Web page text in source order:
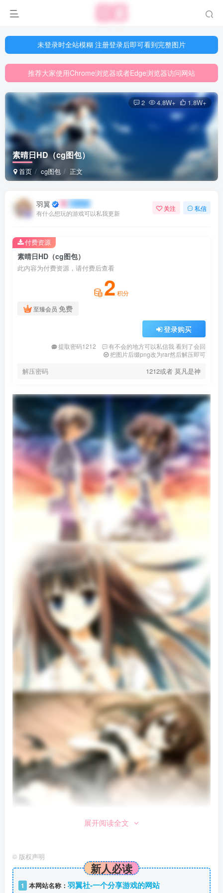
未登录时全站模糊 注册登录后即可看到完整图片
推荐大家使用Chrome浏览器或者Edge浏览器访问网站
网站游戏资源已更新至5000多部
推荐大家使用Chrome浏览器或者Edge浏览器访问网站
素晴日HD（cg图包）
首页 cg图包 正文
2 4.8W+ 1.8W+
羽翼
有什么想玩的游戏可以私我更新
关注 私信
素晴日HD（cg图包）
此内容为付费资源，请付费后查看
2 积分
至臻会员 免费
登录购买
提取密码1212
有不会的地方可以私信我 看到了会回
把图片后缀png改为rar然后解压即可
解压密码 1212或者 莫凡是神
付费资源
展开阅读全文
© 版权声明
新人必读
1 本网站名称： 羽翼社-一个分享游戏的网站